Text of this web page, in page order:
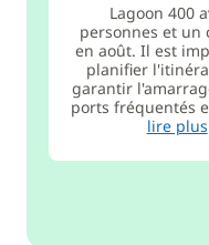
Lagoon 400
personnes et un
en août. Il est
planifier
garantir
ports fréquentés
lire plus